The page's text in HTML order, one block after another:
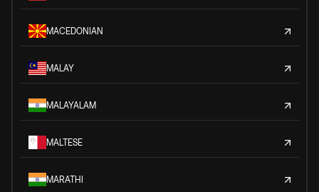
MACEDONIAN
MALAY
MALAYALAM
MALTESE
MARATHI